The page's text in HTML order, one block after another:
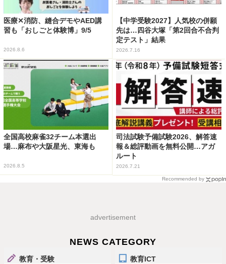
医療✕消防、縫合デモやAED講
習も「おしごと体験博」9/5
2026.8.6
【中学受験2027】人気校の併願
先は…四谷大塚「第2回合不合判
定テスト」結果
2026.7.16
全国高校麻雀32チーム本選出
場…麻布や大阪星光、東海も
2026.8.5
司法試験予備試験2026、解答速
報＆総評動画を無料公開…アガ
ルート
2026.7.21
Recommended by
advertisement
NEWS CATEGORY
教育・受験 教育ICT